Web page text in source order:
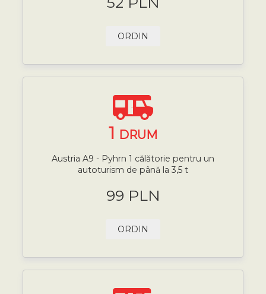
ORDIN
1 DRUM
Austria A9 - Pyhrn 1 călătorie pentru un
autoturism de până la 3,5 t
99 PLN
ORDIN